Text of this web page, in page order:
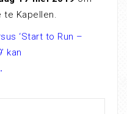
te Kapellen.
‘Start to Run –
kan